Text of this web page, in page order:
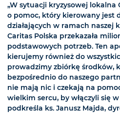
„W sytuacji kryzysowej lokalna
o pomoc, który kierowany jest
działających w ramach naszej
Caritas Polska przekazała
podstawowych potrzeb. Ten
kierujemy również do
prowadzimy zbiórkę środków,
bezpośrednio do naszego
nie mają nic i czekają na
wielkim sercu, by włączyli się w
podkreśla ks. Janusz Majda,